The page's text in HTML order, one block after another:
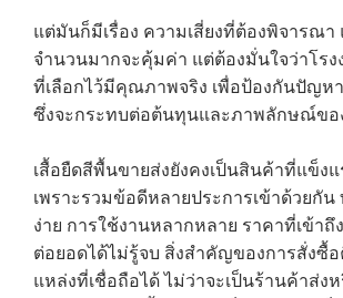
แต่มันก็มีเรื่อง ความเสี่ยงที่ต้องพิจารณา
จำนวนมากจะคุ้มค่า แต่ต้องมั่นใจว่าโร
ที่เลือกไว้มีคุณภาพจริง เพื่อป้องกันปัญหา
ซึ่งจะกระทบต่อต้นทุนและภาพลักษณ์ขอ
เสื้อยืดสีพื้นขายส่งยังคงเป็นสินค้าที่แข็ง
เพราะรวมข้อดีหลายประการเข้าด้วยกัน
ง่าย การใช้งานหลากหลาย ราคาที่เข้าถึ
ต่อยอดได้ไม่รู้จบ สิ่งสำคัญของการสั่งซื้อ
แหล่งที่เชื่อถือได้ ไม่ว่าจะเป็นร้านค้าส่ง